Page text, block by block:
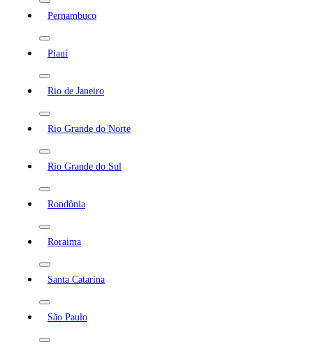
Pernambuco
Piauí
Rio de Janeiro
Rio Grande do Norte
Rio Grande do Sul
Rondônia
Roraima
Santa Catarina
São Paulo